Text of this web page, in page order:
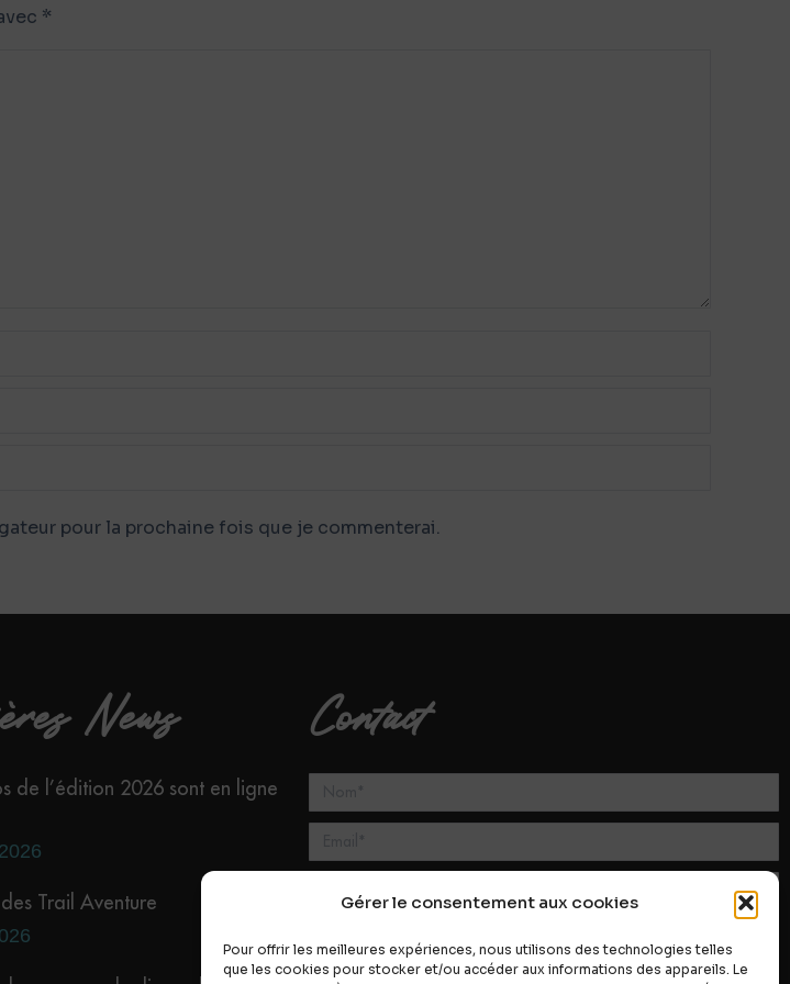
Gérer le consentement aux cookies
Pour offrir les meilleures expériences, nous utilisons des technologies telles
que les cookies pour stocker et/ou accéder aux informations des appareils. Le
*
pour la prochaine fois que je commenterai.
News
de l’édition 2026 sont en ligne
Trail Aventure
Contact